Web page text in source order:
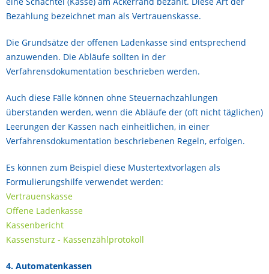
Bezahlung bezeichnet man als Vertrauenskasse.
Die Grundsätze der offenen Ladenkasse sind entsprechend
anzuwenden. Die Abläufe sollten in der
Verfahrensdokumentation beschrieben werden.
Auch diese Fälle können ohne Steuernachzahlungen
überstanden werden, wenn die Abläufe der (oft nicht täglichen)
Leerungen der Kassen nach einheitlichen, in einer
Verfahrensdokumentation beschriebenen Regeln, erfolgen.
Es können zum Beispiel diese Mustertextvorlagen als
Formulierungshilfe verwendet werden:
Vertrauenskasse
Offene Ladenkasse
Kassenbericht
Kassensturz - Kassenzählprotokoll
4. Automatenkassen